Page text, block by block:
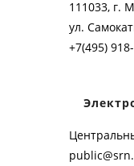
111033, г.
ул.
+7(495)